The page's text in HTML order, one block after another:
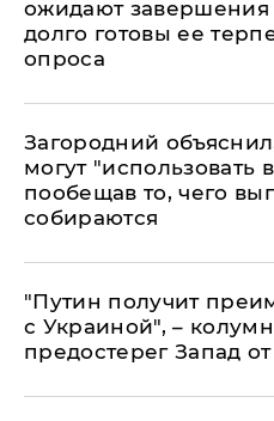
ожидают
долго готовы ее
опроса
Загородний
могут "использовать
пообещав то, чего
собираются
"Путин получит
с Украиной", –
предостерег Запад